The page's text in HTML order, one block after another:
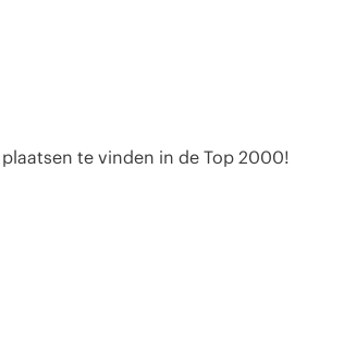
te vinden in de Top 2000!